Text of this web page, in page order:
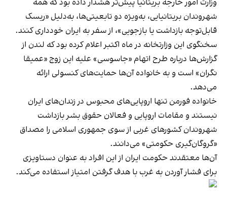
شهروندان بریتانیایی، به‌ویژه دو تابعیتی‌ها، به‌دلیل «ریسک
قابل‌توجه بازداشت یا بازجویی»، از سفر به ایران خودداری کنند.
سخنگوی این وزارتخانه در ماه اکتبر اعلام کرده بود که لندن از
گزارش‌ها درباره طرح اتهام «جاسوسی» علیه این زوج «عمیقا
نگران» است و به خانواده آن‌ها حمایت‌های کنسولی ارائه
می‌دهد.
خانواده فورمن تنها اروپایی‌های محبوس در زندان‌های ایران
نیستند و مقامات اروپایی و فعالان حقوق بشر بازداشت
شهروندان کشورهای غربی از سوی جمهوری اسلامی را مصداق
«گروگان‌گیری حکومتی» می‌دانند.
آن‌ها معتقدند حکومت ایران از این افراد به عنوان دستاویزی
برای فشار آوردن به غرب با هدف گرفتن امتیاز استفاده می‌کند.